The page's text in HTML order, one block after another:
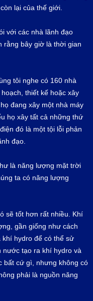
lại của thế giới.
với các nhà lãnh đạo
rằng bây giờ là thời gian
tôi nghe có 160 nhà
thiết kế hoặc xây
đang xây một nhà máy
họ xây tất cả những thứ
đó là một tội lỗi phản
đạo.
là năng lượng mặt trời
ta có năng lượng
sẽ tốt hơn rất nhiều. Khí
gần giống như cách
hydro để có thể sử
nước tạo ra khí hydro và
bất cứ gì, nhưng không có
phải là nguồn năng